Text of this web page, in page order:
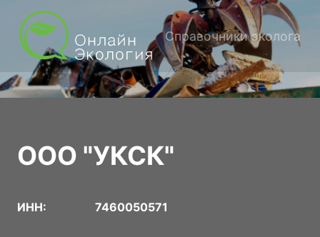
Справочники эколога
ООО "УКСК"
ИНН: 7460050571